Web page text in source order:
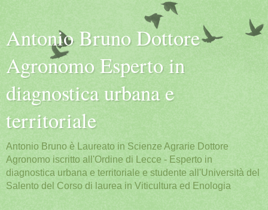
Antonio Bruno Dottore
Agronomo Esperto in
diagnostica urbana e
territoriale
Antonio Bruno è Laureato in Scienze Agrarie Dottore
Agronomo iscritto all'Ordine di Lecce - Esperto in
diagnostica urbana e territoriale e studente all'Università del
Salento del Corso di laurea in Viticultura ed Enologia